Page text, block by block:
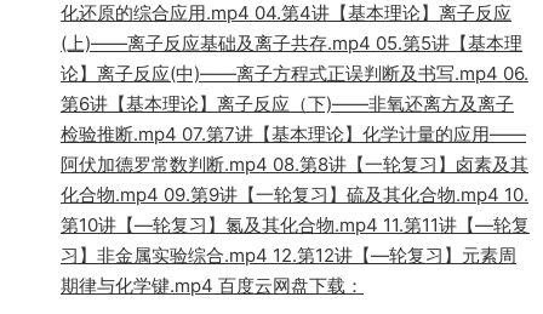
化还原的综合应用.mp4 04.第4讲【基本理论】离子反应
(上)——离子反应基础及离子共存.mp4 05.第5讲【基本理
论】离子反应(中)——离子方程式正误判断及书写.mp4 06.
第6讲【基本理论】离子反应（下)——非氧还离方及离子
检验推断.mp4 07.第7讲【基本理论】化学计量的应用——
阿伏加德罗常数判断.mp4 08.第8讲【一轮复习】卤素及其
化合物.mp4 09.第9讲【一轮复习】硫及其化合物.mp4 10.
第10讲【—轮复习】氮及其化合物.mp4 11.第11讲【—轮复
习】非金属实验综合.mp4 12.第12讲【—轮复习】元素周
期律与化学键.mp4 百度云网盘下载：